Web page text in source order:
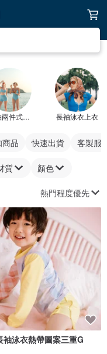
長袖兩件式泳衣 長袖泳衣上衣
品 快速出貨 客製服
質 顏色
熱門程度優先
袖泳衣熱帶圖案三重G